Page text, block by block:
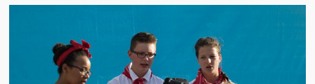
Nos partenaires